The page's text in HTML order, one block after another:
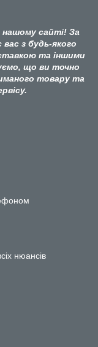
сайті! За
з будь-якого
та іншими
що ви точно
товару та
нюансів